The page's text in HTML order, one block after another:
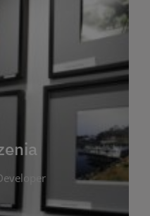
informacje o
przez
spotkań
prelekcji i zajęć
wiekowych. Każde
kultury
społeczności lokalnej.
możesz łatwo